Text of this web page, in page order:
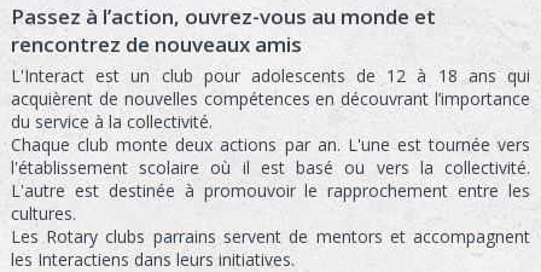
Passez à l’action, ouvrez-vous au monde et
rencontrez de nouveaux amis
L'Interact est un club pour adolescents de 12 à 18 ans qui
acquièrent de nouvelles compétences en découvrant l’importance
du service à la collectivité.
Chaque club monte deux actions par an. L'une est tournée vers
l'établissement scolaire où il est basé ou vers la collectivité.
L'autre est destinée à promouvoir le rapprochement entre les
cultures.
Les Rotary clubs parrains servent de mentors et accompagnent
les Interactiens dans leurs initiatives.